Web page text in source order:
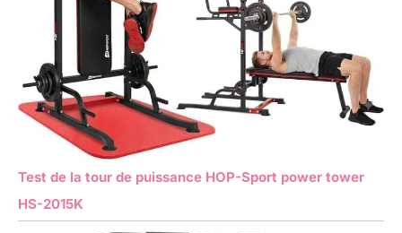
Test de la tour de puissance HOP-Sport power tower
HS-2015K